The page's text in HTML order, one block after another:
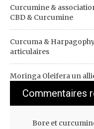
Curcumine &
CBD & Curcumine
Curcuma &
articulaires
Moringa Oleifera un
Commentaires
Bore et